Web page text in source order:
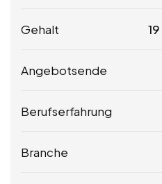
Gehalt 19
Angebotsende
Berufserfahrung
Branche